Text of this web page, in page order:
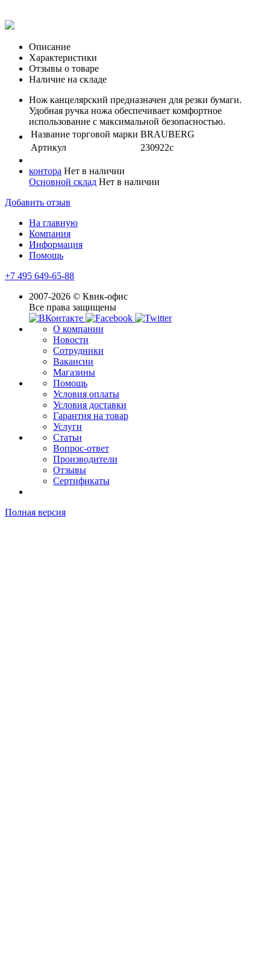
Описание
Характеристики
Отзывы о товаре
Наличие на складе
Нож канцелярский предназначен для резки бумаги.
Удобная ручка ножа обеспечивает комфортное
использование с максимальной безопасностью.
Название торговой марки BRAUBERG
Артикул
230922с
контора Нет в наличии
Основной склад Нет в наличии
Добавить отзыв
На главную
Компания
Информация
Помощь
+7 495 649-65-88
2007-2026 © Квик-офис
Все права защищены
О компании
Новости
Сотрудники
Вакансии
Магазины
Помощь
Условия оплаты
Условия доставки
Гарантия на товар
Услуги
Статьи
Вопрос-ответ
Производители
Отзывы
Сертификаты
Полная версия